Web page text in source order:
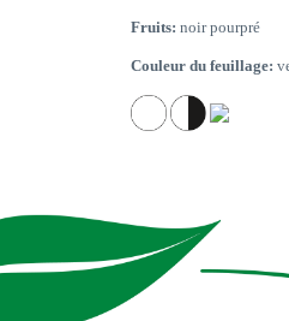
Fruits: noir pourpré
Couleur du feuillage: